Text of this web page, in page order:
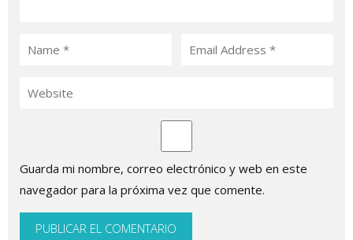
Guarda mi nombre, correo electrónico y web en este
navegador para la próxima vez que comente.